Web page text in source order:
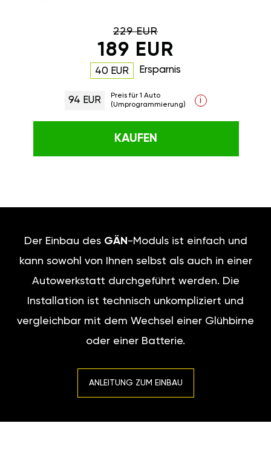
229 EUR
189 EUR
40 EUR Ersparnis
94 EUR
Preis für 1 Auto
(Umprogrammierung)
i
KAUFEN
Der Einbau des GÄN -Moduls ist einfach und
kann sowohl von Ihnen selbst als auch in einer
Autowerkstatt durchgeführt werden. Die
Installation ist technisch unkompliziert und
vergleichbar mit dem Wechsel einer Glühbirne
oder einer Batterie.
ANLEITUNG ZUM EINBAU